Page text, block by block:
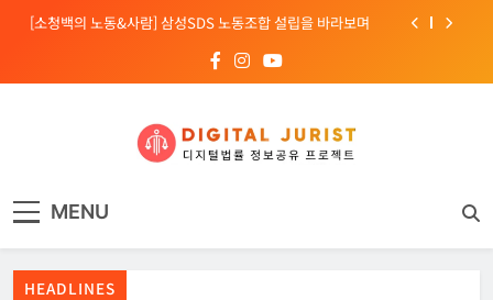
Skip[소청백의 노동&사람] 삼성SDS 노동조합 설립을 바라보며
[전문가 칼럼] “USB 하나로 수십억이 빠져나간다”
[INTERPOL] 아프리카 사이버 범죄 55%가 AI 이용
[소청백의 노동&사람] 삼성SDS 노동조합 설립을 바라보며
MENU
HEADLINES